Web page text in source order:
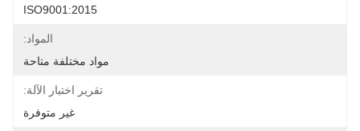
ISO9001:2015
المواد:
مواد مختلفة متاحة
تقرير اختبار الآلة:
غير متوفرة